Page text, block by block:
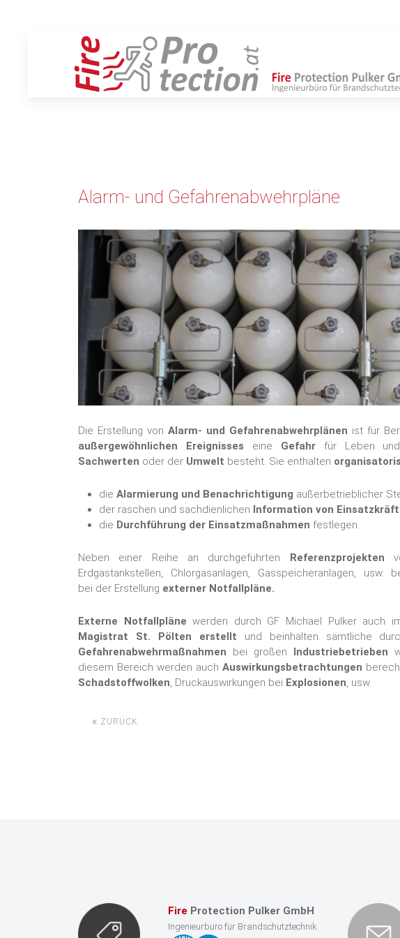
Alarm- und Gefahrenabwehrpläne
Die Erstellung von Alarm- und Gefahrenabwehrplänen ist für
außergewöhnlichen Ereignisses eine Gefahrfür Leben und
Sachwerten oder der Umwelt besteht. Sie enthalten
die Alarmierung und Benachrichtigung außerbetrieblicher
der raschen und sachdienlichen Information von
die Durchführung der Einsatzmaßnahmen festlegen.
Neben einer Reihe an durchgeführten Referenzprojekten
Erdgastankstellen, Chlorgasanlagen, Gasspeicheranlagen, usw.
bei der Erstellung externer Notfallpläne.
Externe Notfallpläne werden durch GF Michael Pulker auch
Magistrat St. Pölten erstellt und beinhalten sämtliche
Gefahrenabwehrmaßnahmen bei großen Industriebetrieben
diesem Bereich werden auch Auswirkungsbetrachtungen
Schadstoffwolken, Druckauswirkungen bei Explosionen, usw.
ZURÜCK
Fire Protection Pulker GmbH
Ingenieurbüro für Brandschutztechnik